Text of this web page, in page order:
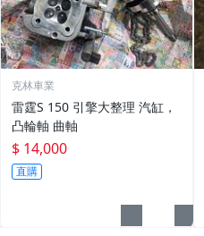
克林車業
雷霆S 150 引擎大整理 汽缸，
凸輪軸 曲軸
$ 14,000
直購